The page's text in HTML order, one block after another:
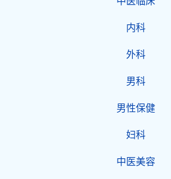
内科
外科
男科
男性保健
妇科
中医美容